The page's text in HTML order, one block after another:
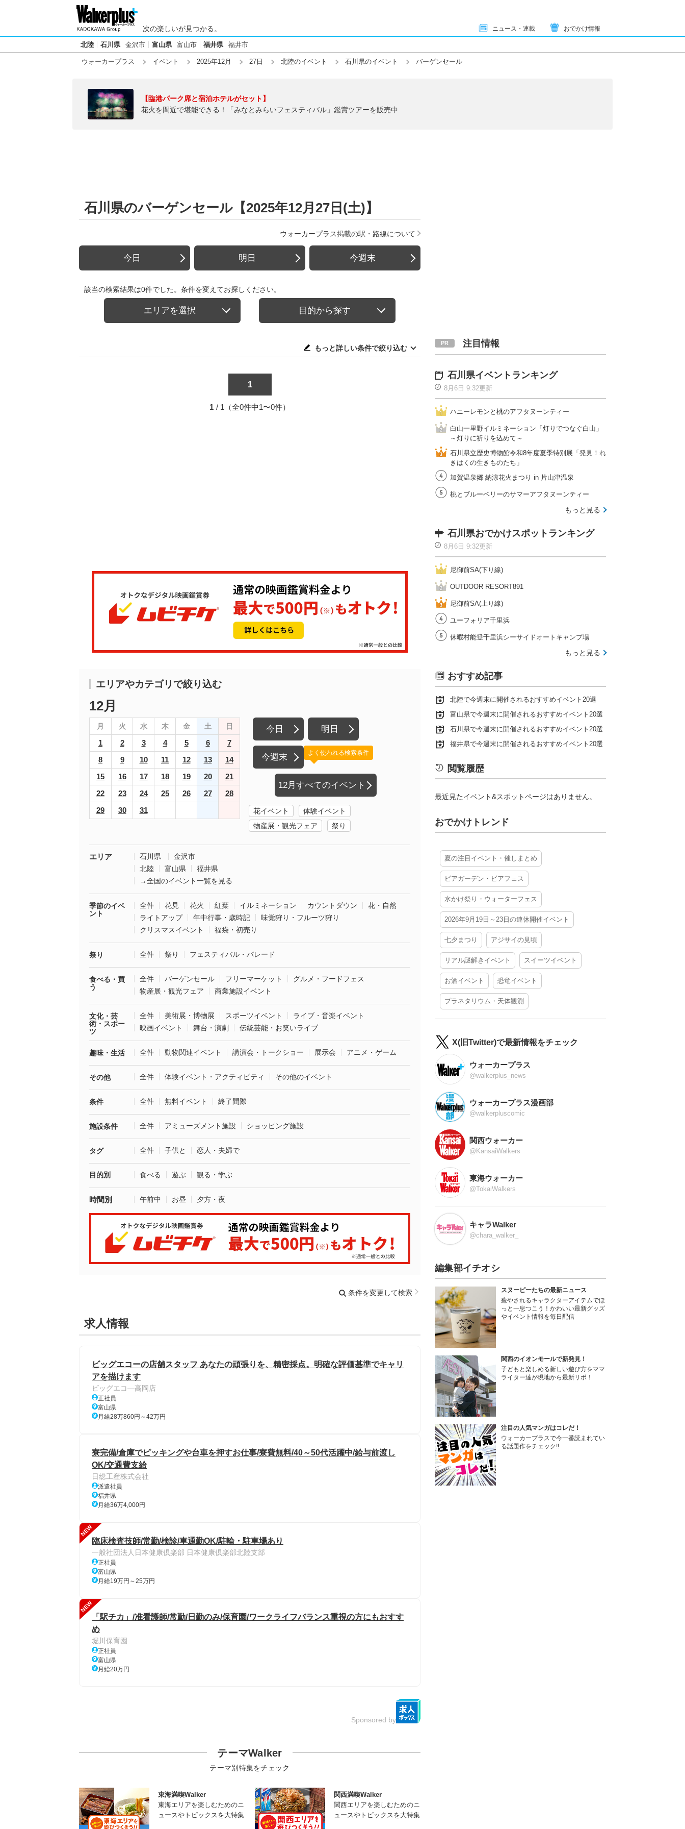
次の楽しいが見つかる。 ニュース・連載 おでかけ情報
北陸 石川県 金沢市 富山県 富山市 福井県 福井市
ウォーカープラス イベント 2025年12月 27日 北陸のイベント 石川県のイベント バーゲンセール
【臨港パーク席と宿泊ホテルがセット】
花火を間近で堪能できる！「みなとみらいフェスティバル」鑑賞ツアーを販売中
石川県のバーゲンセール【2025年12月27日(土)】
ウォーカープラス掲載の駅・路線について
今日 明日 今週末
該当の検索結果は0件でした。条件を変えてお探しください。
エリアを選択 目的から探す
もっと詳しい条件で絞り込む
1
1 / 1（全0件中1〜0件）
エリアやカテゴリで絞り込む
12月
月 火 水 木 金 土 日
1 2 3 4 5 6
7
8
9 10 11 12 13
14
15
16 17 18 19 20
21
22
23 24 25 26 27
28
29
30 31
今日 明日
今週末
12月すべてのイベント
よく使われる検索条件
花イベント
体験イベント
物産展・観光フェア
祭り
エリア 石川県
金沢市
北陸
富山県
福井県
→全国のイベント一覧を見る
季節のイベ
ント
全件 花見 花火 紅葉 イルミネーション カウントダウン
花・自然
ライトアップ
年中行事・歳時記
味覚狩り・フルーツ狩り
クリスマスイベント
福袋・初売り
祭り 全件 祭り フェスティバル・パレード
食べる・買
う
全件 バーゲンセール フリーマーケット
グルメ・フードフェス
物産展・観光フェア
商業施設イベント
文化・芸
術・スポー
ツ
全件 美術展・博物展 スポーツイベント
ライブ・音楽イベント
映画イベント
舞台・演劇 伝統芸能・お笑いライブ
趣味・生活 全件 動物関連イベント 講演会・トークショー 展示会 アニメ・ゲーム
その他 全件 体験イベント・アクティビティ その他のイベント
条件 全件 無料イベント 終了間際
施設条件 全件 アミューズメント施設 ショッピング施設
タグ 全件 子供と 恋人・夫婦で
目的別 食べる 遊ぶ 観る・学ぶ
時間別 午前中 お昼 夕方・夜
条件を変更して検索
求人情報
ビッグエコーの店舗スタッフ あなたの頑張りを、精密採点。明確な評価基準でキャリ
アを描けます
ビッグエコ―高岡店
正社員
富山県
月給28万860円～42万円
寮完備/倉庫でピッキングや台車を押すお仕事/寮費無料/40～50代活躍中/給与前渡し
OK/交通費支給
日総工産株式会社
派遣社員
福井県
月給36万4,000円
NEW
臨床検査技師/常勤/検診/車通勤OK/駐輪・駐車場あり
一般社団法人日本健康倶楽部 日本健康倶楽部北陸支部
正社員
富山県
月給19万円～25万円
NEW
「駅チカ」/准看護師/常勤/日勤のみ/保育園/ワークライフバランス重視の方にもおすす
め
堀川保育園
正社員
富山県
月給20万円
Sponsored by
テーマWalker
テーマ別特集をチェック
東海満喫Walker
東海エリアを楽しむためのニ
ュースやトピックスを大特集
関西満喫Walker
関西エリアを楽しむためのニ
ュースやトピックスを大特集
注目情報
石川県イベントランキング
8月6日 9:32更新
ハニーレモンと桃のアフタヌーンティー
白山一里野イルミネーション「灯りでつなぐ白山」
～灯りに祈りを込めて～
石川県立歴史博物館令和8年度夏季特別展「発見！れ
きはくの生きものたち」
加賀温泉郷 納涼花火まつり in 片山津温泉
桃とブルーベリーのサマーアフタヌーンティー
もっと見る
石川県おでかけスポットランキング
8月6日 9:32更新
尼御前SA(下り線)
OUTDOOR RESORT891
尼御前SA(上り線)
ユーフォリア千里浜
休暇村能登千里浜シーサイドオートキャンプ場
もっと見る
おすすめ記事
北陸で今週末に開催されるおすすめイベント20選
富山県で今週末に開催されるおすすめイベント20選
石川県で今週末に開催されるおすすめイベント20選
福井県で今週末に開催されるおすすめイベント20選
閲覧履歴
最近見たイベント&スポットページはありません。
おでかけトレンド
夏の注目イベント・催しまとめ
ビアガーデン・ビアフェス
水かけ祭り・ウォーターフェス
2026年9月19日～23日の連休開催イベント
七夕まつり アジサイの見頃
リアル謎解きイベント スイーツイベント
お酒イベント 恐竜イベント
プラネタリウム・天体観測
X(旧Twitter)で最新情報をチェック
ウォーカープラス
@walkerplus_news
ウォーカープラス漫画部
@walkerpluscomic
関西ウォーカー
@KansaiWalkers
東海ウォーカー
@TokaiWalkers
キャラWalker
@chara_walker_
編集部イチオシ
スヌーピーたちの最新ニュース
癒やされるキャラクターアイテムでほ
っと一息つこう！かわいい最新グッズ
やイベント情報を毎日配信
関西のイオンモールで新発見！
子どもと楽しめる新しい遊び方をママ
ライター達が現地から最新リポ！
注目の人気マンガはコレだ！
ウォーカープラスで今一番読まれてい
る話題作をチェック!!